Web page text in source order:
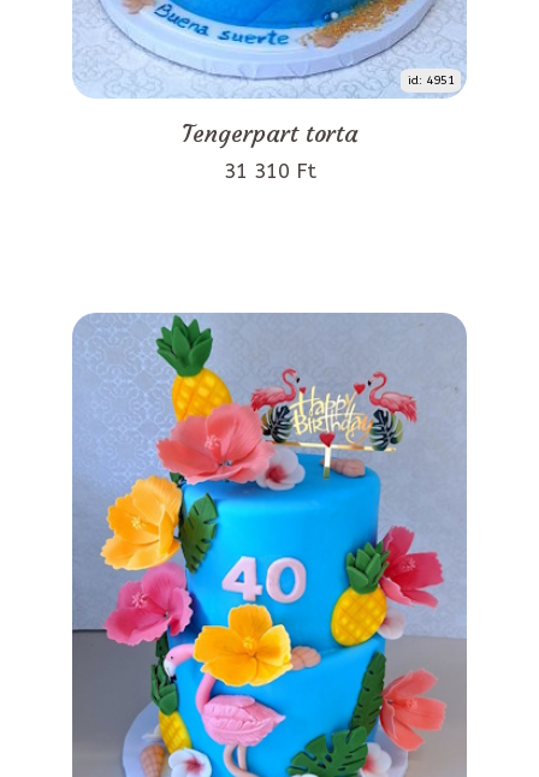
id: 4951
Tengerpart torta
31 310 Ft